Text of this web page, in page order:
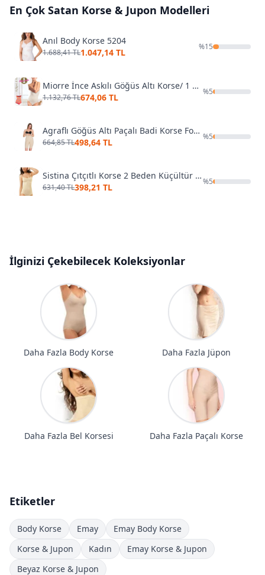
En Çok Satan Korse & Jupon Modelleri
Anıl Body Korse 5204
1.688,41 TL1.047,14 TL
%15
Miorre İnce Askılı Göğüs Altı Korse/ 1 Beden İnceltir!!!
1.132,76 TL674,06 TL
%5
Agraflı Göğüs Altı Paçalı Badi Korse Form Time 9106
664,85 TL498,64 TL
%5
Sistina Çıtçıtlı Korse 2 Beden Küçültür D-755
631,40 TL398,21 TL
%5
İlginizi Çekebilecek Koleksiyonlar
Daha Fazla Body Korse Daha Fazla Jüpon
Daha Fazla Bel Korsesi Daha Fazla Paçalı Korse
Etiketler
Body Korse Emay
Emay Body Korse
Korse & Jupon
Kadın
Emay Korse & Jupon
Beyaz Korse & Jupon